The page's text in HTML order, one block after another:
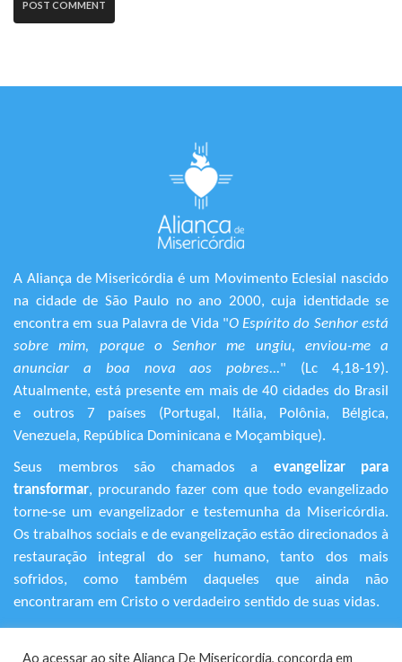
A Aliança de Misericórdia é um Movimento Eclesial nascido
na cidade de São Paulo no ano 2000, cuja identidade se
encontra em sua Palavra de Vida "O Espírito do Senhor está
sobre mim, porque o Senhor me ungiu, enviou-me a
anunciar a boa nova aos pobres..." (Lc 4,18-19).
Atualmente, está presente em mais de 40 cidades do Brasil
e outros 7 países (Portugal, Itália, Polônia, Bélgica,
Venezuela, República Dominicana e Moçambique).
Seus membros são chamados a evangelizar para
transformar, procurando fazer com que todo evangelizado
torne-se um evangelizador e testemunha da Misericórdia.
Os trabalhos sociais e de evangelização estão direcionados à
restauração integral do ser humano, tanto dos mais
sofridos, como também daqueles que ainda não
encontraram em Cristo o verdadeiro sentido de suas vidas.
Ao acessar ao site Aliança De Misericordia, concorda em